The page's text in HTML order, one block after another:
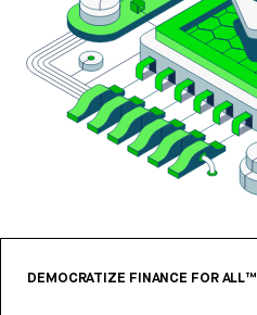
DEMOCRATIZE FINANCE FOR ALL™